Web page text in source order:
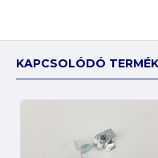
KAPCSOLÓDÓ